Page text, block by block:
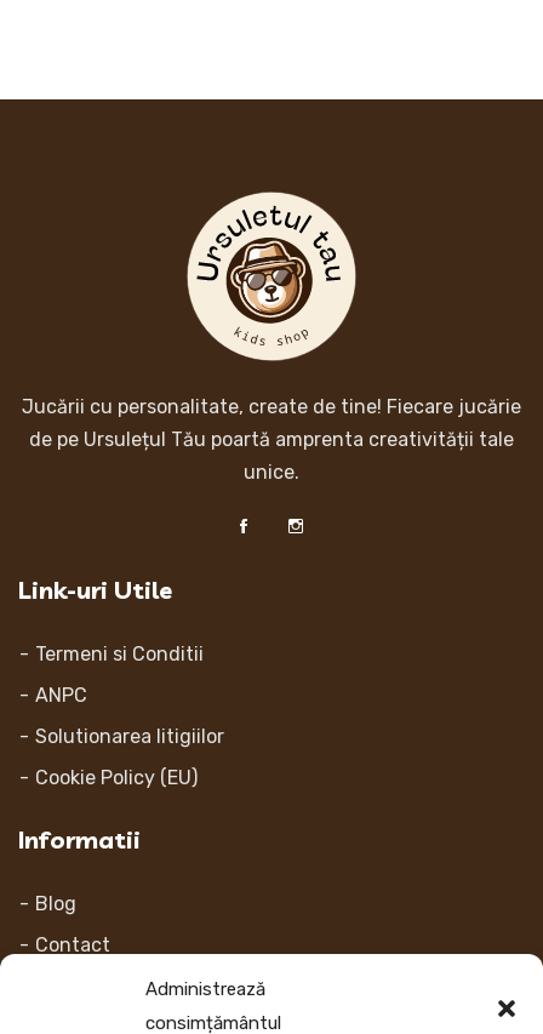
Administrează
consimțământul
Jucării cu personalitate, create de tine! Fiecare jucărie
de pe Ursulețul Tău poartă amprenta creativității tale
unice.
Link-uri Utile
Termeni si Conditii
ANPC
Solutionarea litigiilor
Cookie Policy (EU)
Informatii
Blog
Contact